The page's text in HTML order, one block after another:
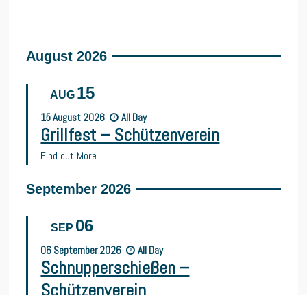
August 2026
AUG 15
15August 2026 All Day
Grillfest – Schützenverein
Find out More
September 2026
SEP 06
06 September2026 All Day
Schnupperschießen –